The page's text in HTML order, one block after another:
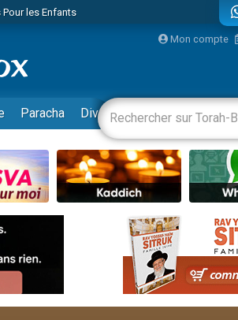
les Enfants
appartement insalubre
Orphelins
Mon compte
Paracha Divertissements Livres